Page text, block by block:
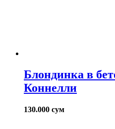
Блондинка в
Коннелли
130.000 сум